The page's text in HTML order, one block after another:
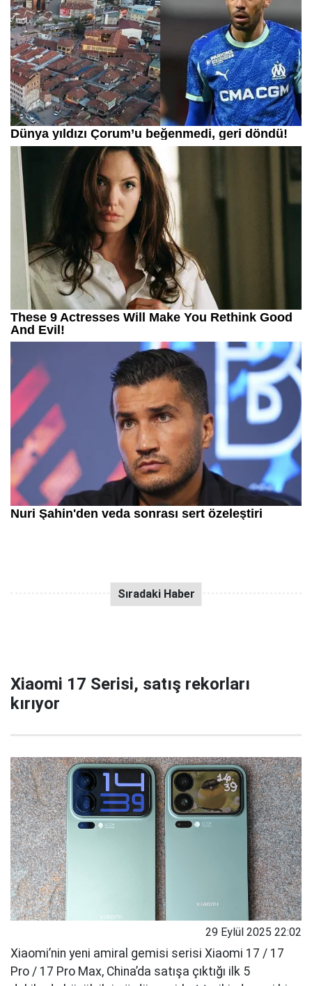
Xiaomi 17 Serisi, satış rekorları
kırıyor
29 Eylül 2025 22:02
Xiaomi’nin yeni amiral gemisi serisi Xiaomi 17 / 17
Pro / 17 Pro Max, China’da satışa çıktığı ilk 5